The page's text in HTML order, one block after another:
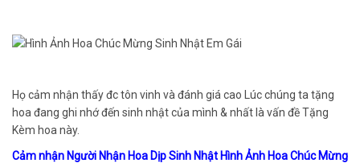
Họ cảm nhận thấy đc tôn vinh và đánh giá cao Lúc chúng ta tặng
hoa đang ghi nhớ đến sinh nhật của mình & nhất là vấn đề Tặng
Kèm hoa này.
Cảm nhận Người Nhận Hoa Dịp Sinh Nhật Hình Ảnh Hoa Chúc Mừng